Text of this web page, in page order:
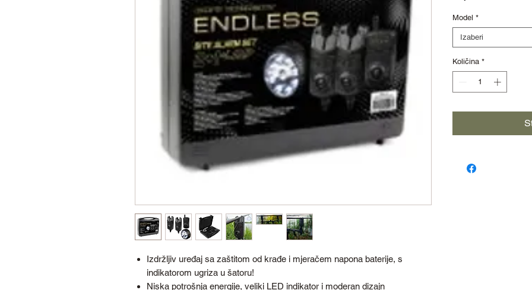
Izdržljiv uređaj sa zaštitom od krađe i mjeračem napona baterije, s
indikatorom ugriza u šatoru!
Niska potrošnja energije, veliki LED indikator i moderan dizajn
Model *
Izaberi
Količina *